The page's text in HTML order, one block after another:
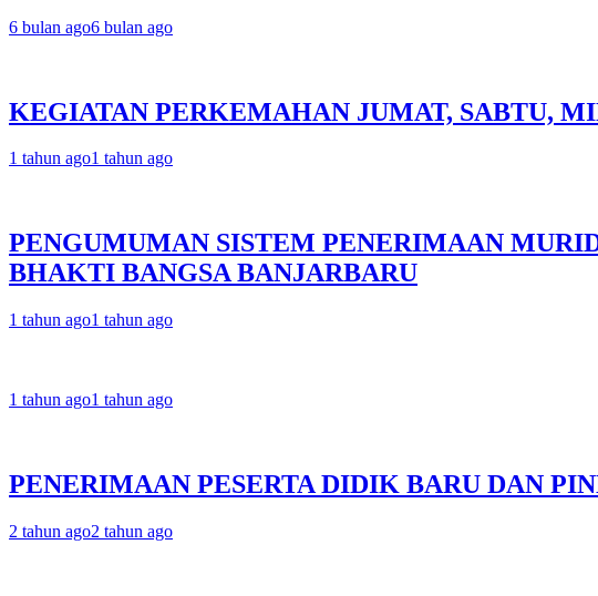
6 bulan ago6 bulan ago
KEGIATAN PERKEMAHAN JUMAT, SABTU,
1 tahun ago1 tahun ago
PENGUMUMAN SISTEM PENERIMAAN
BHAKTI BANGSA BANJARBARU
1 tahun ago1 tahun ago
1 tahun ago1 tahun ago
PENERIMAAN PESERTA DIDIK BARU DAN
2 tahun ago2 tahun ago